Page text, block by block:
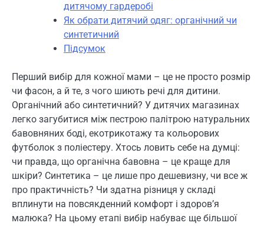
дитячому гардеробі
Як обрати дитячий одяг: органічний чи
синтетичний
Підсумок
Перший вибір для кожної мами – це не просто розмір
чи фасон, а й те, з чого шиють речі для дитини.
Органічний або синтетичний? У дитячих магазинах
легко загубитися між пестрою палітрою натуральних
бавовняних боді, екотрикотажу та кольорових
футболок з поліестеру. Хтось ловить себе на думці:
чи правда, що органічна бавовна – це краще для
шкіри? Синтетика – це лише про дешевизну, чи все ж
про практичність? Чи здатна різниця у складі
вплинути на повсякденний комфорт і здоров’я
малюка? На цьому етапі вибір набуває ще більшої